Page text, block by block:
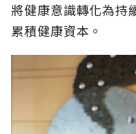
將健康意識轉化為持
累積健康資本。